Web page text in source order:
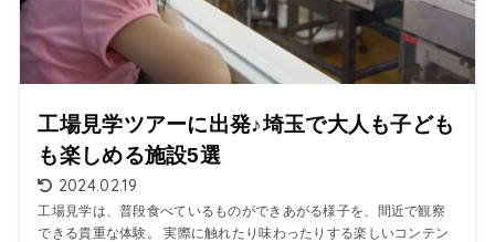
工場見学ツアーに出発♪埼玉で大人も子ども
も楽しめる施設5選
2024.02.19
工場見学は、普段食べているものができあがる様子を、間近で観察
できる貴重な体験。 実際に触れたり味わったりする楽しいコンテン